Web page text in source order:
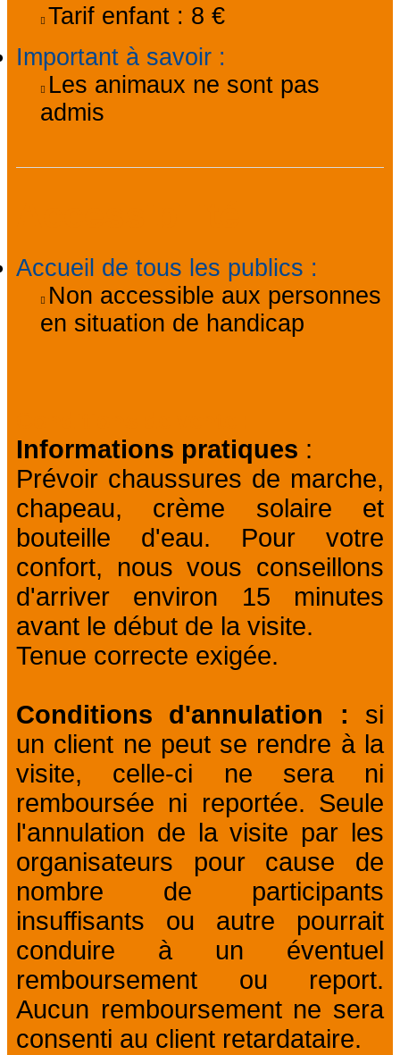
Tarif enfant : 8 €
Important à savoir :
Les animaux ne sont pas
admis
Accueil de tous les publics :
Non accessible aux personnes
en situation de handicap
Informations pratiques :
Prévoir chaussures de marche,
chapeau, crème solaire et
bouteille d'eau. Pour votre
confort, nous vous conseillons
d'arriver environ 15 minutes
avant le début de la visite.
Tenue correcte exigée.
Conditions d'annulation : si
un client ne peut se rendre à la
visite, celle-ci ne sera ni
remboursée ni reportée. Seule
l'annulation de la visite par les
organisateurs pour cause de
nombre de participants
insuffisants ou autre pourrait
conduire à un éventuel
remboursement ou report.
Aucun remboursement ne sera
consenti au client retardataire.